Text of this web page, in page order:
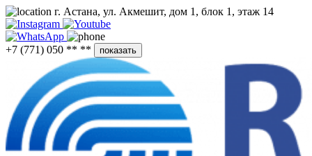
г. Астана, ул. Акмешит, дом 1, блок 1, этаж 14
+7 (771) 050 ** ** показать